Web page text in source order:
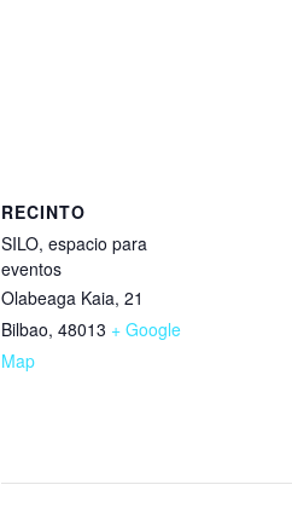
RECINTO
SILO, espacio para
eventos
Olabeaga Kaia, 21
Bilbao, 48013 + Google
Map